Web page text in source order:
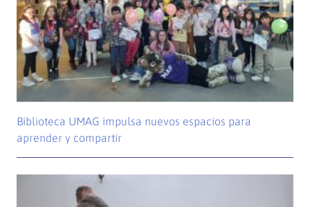
Biblioteca UMAG impulsa nuevos espacios para
aprender y compartir